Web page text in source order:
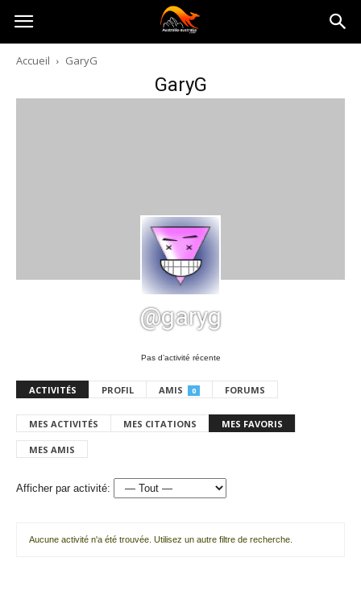
Australia-
australie.com
Accueil GaryG
GaryG
@garyg
Pas d’activité récente
ACTIVITÉS PROFIL AMIS 0 FORUMS
MES ACTIVITÉS MES CITATIONS MES FAVORIS
MES AMIS
Afficher par activité:
Aucune activité n'a été trouvée. Utilisez un autre filtre de recherche.